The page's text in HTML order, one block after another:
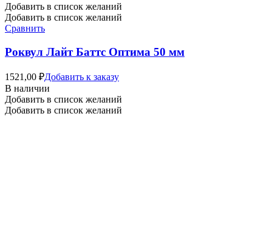
Добавить в список желаний
Добавить в список желаний
Сравнить
Роквул Лайт Баттс Оптима 50 мм
1521,00 ₽Добавить к заказу
В наличии
Добавить в список желаний
Добавить в список желаний